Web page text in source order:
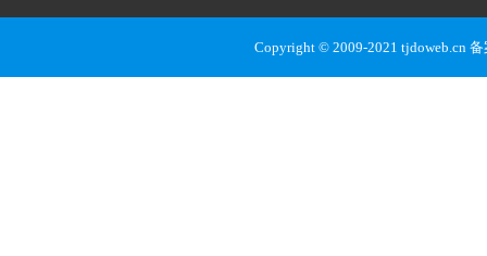
Copyright © 2009-2021 tjdoweb.cn